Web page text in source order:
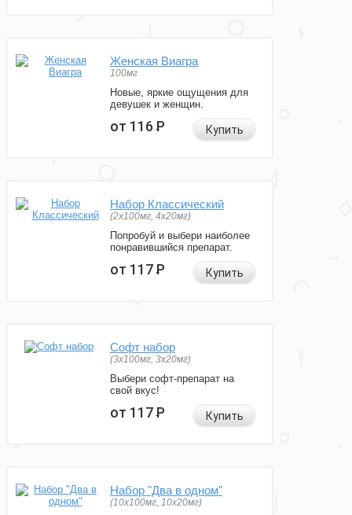
Женская Виагра
100мг
Новые, яркие ощущения для
девушек и женщин.
от 116Р Купить
Набор Классический
(2x100мг, 4x20мг)
Попробуй и выбери наиболее
понравившийся препарат.
от 117Р Купить
Софт набор
(3x100мг, 3x20мг)
Выбери софт-препарат на
свой вкус!
от 117Р Купить
Набор "Два в одном"
(10x100мг, 10x20мг)